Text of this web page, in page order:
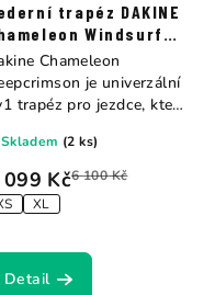
trapéz DAKINE
Windsurf
Deepcrimson
Kč6 100 Kč
XL
(2 ks)
Detail
Chameleon
je univerzální
trapéz pro jezdce, kteří